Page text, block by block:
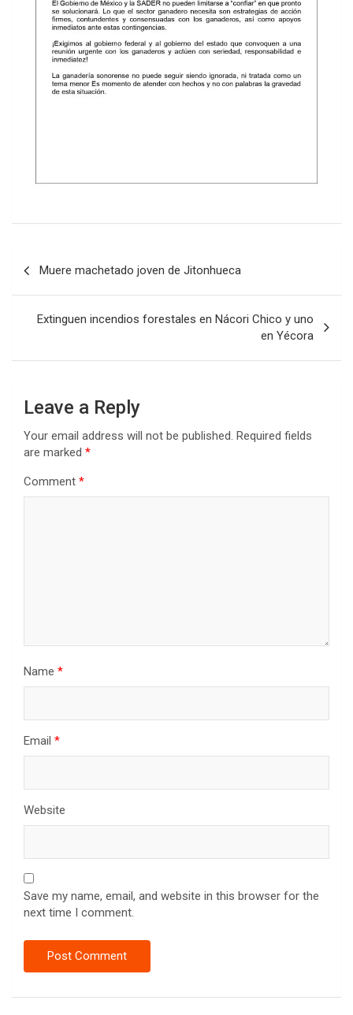
Muere machetado joven de Jitonhueca
Extinguen incendios forestales en Nácori Chico y uno
en Yécora
Leave a Reply
Your email address will not be published. Required fields
are marked *
Comment *
Name *
Email *
Website
Save my name, email, and website in this browser for the
next time I comment.